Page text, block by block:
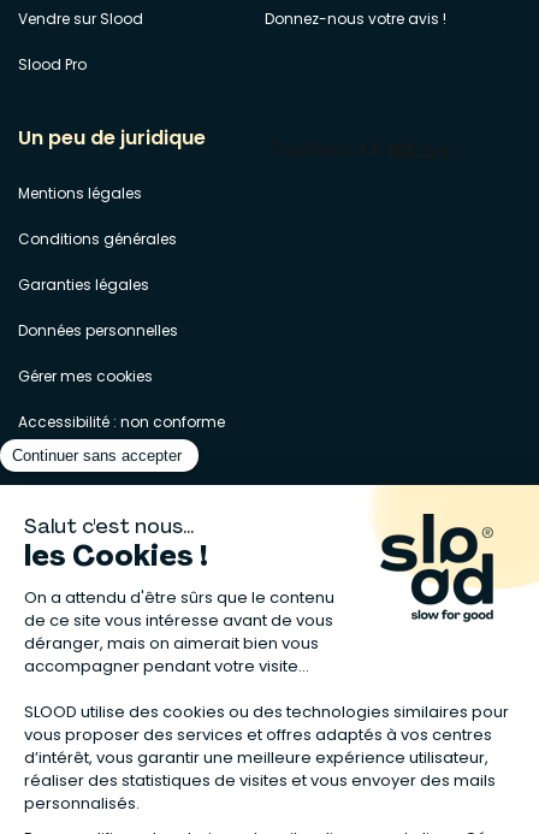
Vendre sur Slood
Slood Pro
Donnez-nous votre avis !
Un peu de juridique
Mentions légales
Conditions générales
Garanties légales
Données personnelles
Gérer mes cookies
Accessibilité : non conforme
Matelas naturels⋅Graines bio⋅ Lits bébés en bois⋅Déodorant bio⋅Sapin
en bois⋅Complement alimentaire naturel